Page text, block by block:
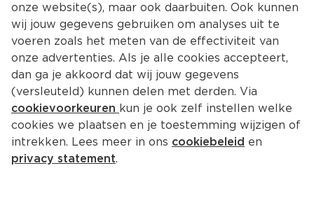
Belvoir Ginger cordial bio
Per Fles 500 ml  (per liter €11.78)
onze website(s), maar ook daarbuiten. Ook kunnen
wij jouw gegevens gebruiken om analyses uit te
voeren zoals het meten van de effectiviteit van
onze advertenties. Als je alle cookies accepteert,
dan ga je akkoord dat wij jouw gegevens
(versleuteld) kunnen delen met derden. Via
cookievoorkeuren kun je ook zelf instellen welke
cookies we plaatsen en je toestemming wijzigen of
intrekken. Lees meer in ons cookiebeleid en
privacy statement.